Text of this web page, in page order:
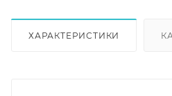
ХАРАКТЕРИСТИКИ